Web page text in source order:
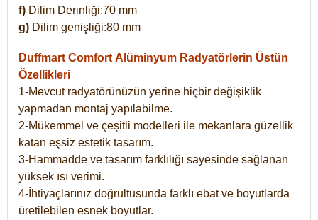
f) Dilim Derinliği:70 mm
g) Dilim genişliği:80 mm
Duffmart Comfort Alüminyum Radyatörlerin Üstün
Özellikleri
1-Mevcut radyatörünüzün yerine hiçbir değişiklik
yapmadan montaj yapılabilme.
2-Mükemmel ve çeşitli modelleri ile mekanlara güzellik
katan eşsiz estetik tasarım.
3-Hammadde ve tasarım farklılığı sayesinde sağlanan
yüksek ısı verimi.
4-İhtiyaçlarınız doğrultusunda farklı ebat ve boyutlarda
üretilebilen esnek boyutlar.